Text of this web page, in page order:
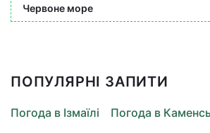
Червоне море
ПОПУЛЯРНІ ЗАПИТИ
Погода в Ізмаїлі
Погода в